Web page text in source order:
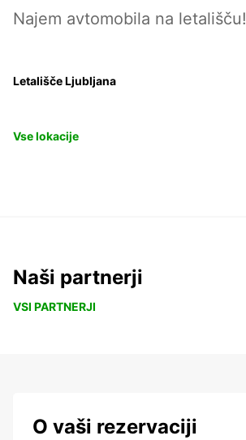
Najem avtomobila na letališču!
Letališče Ljubljana
Vse lokacije
Naši partnerji
VSI PARTNERJI
O vaši rezervaciji